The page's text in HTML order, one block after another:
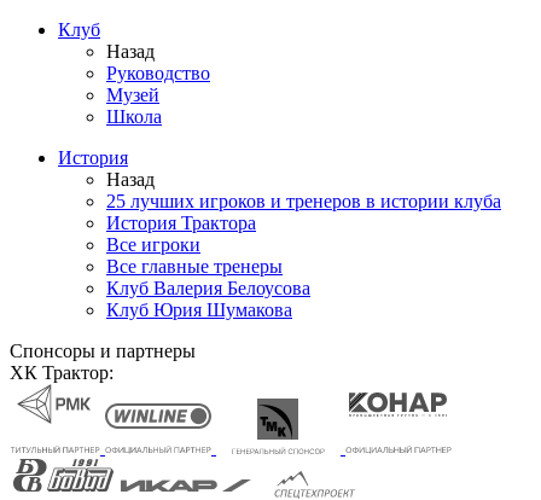
Клуб
Назад
Руководство
Музей
Школа
История
Назад
25 лучших игроков и тренеров в истории клуба
История Трактора
Все игроки
Все главные тренеры
Клуб Валерия Белоусова
Клуб Юрия Шумакова
Спонсоры и партнеры
ХК Трактор: